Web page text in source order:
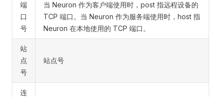
端
口
号
当 Neuron 作为客户端使用时，post 指远程设备的
TCP 端口。当 Neuron 作为服务端使用时，host 指
Neuron 在本地使用的 TCP 端口。
站
点
号
站点号
连